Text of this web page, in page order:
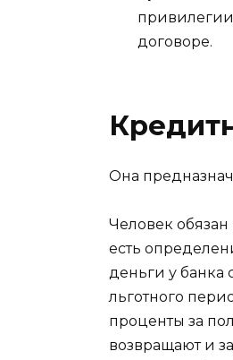
договоре.
Она
Человек
есть
деньги у банка
льготного
проценты за
возвращают и